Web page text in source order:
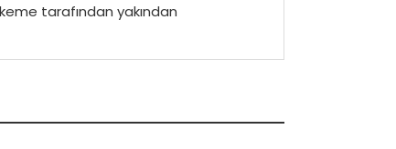
tarafından yakından